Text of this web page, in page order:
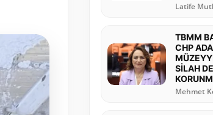
Latife
TBMM
CHP
SİLAH
Mehmet